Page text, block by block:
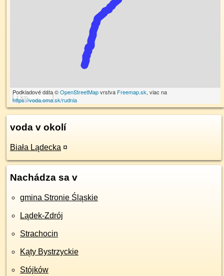
1 km
Podkladové dáta ©OpenStreetMapvrstva Freemap.sk, viac na
https://voda.oma.sk/rudnia
voda v okolí
Biała Lądecka ¤
Nachádza sa v
gmina Stronie Śląskie
Lądek-Zdrój
Strachocin
Kąty Bystrzyckie
Stójków